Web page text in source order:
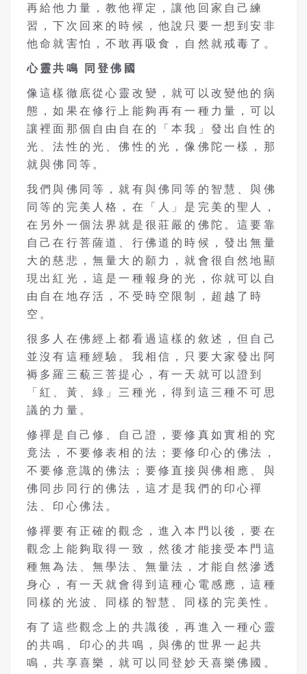
再給他力量，教他禪定，讓他回家自己練
習，下次回來的時候，他說只要一想到安非
他命就害怕，不敢再吸食，自然就戒毒了。
心靈共鳴 同登佛國
像這樣徹底從心靈改變，就可以改變他的病
態，如果在修行上能夠再有一種力量，可以
讓裡面那個自由自在的「本我」發出自性的
光、法性的光、佛性的光，像佛陀一樣，那
就與佛同等。
我們與佛同等，就有與佛同等的智慧、與佛
同等的完美人格，在「人」是完美的聖人，
在另外一個法界就是很莊嚴的佛陀。這要靠
自己在行菩薩道、行佛道的時候，發出無量
大的慈悲，無量大的願力，就會很自然地顯
現出紅光，這是一種報身的光，你就可以自
由自在地存活，不受時空限制，超越了時
空。
很多人在佛經上都看過這樣的敘述，但自己
並沒有這種經驗。我相信，只要大家發出阿
褥多羅三藐三菩提心，有一天就可以證到
「紅、黃、綠」三種光，得到這三種不可思
議的力量。
修禪是自己修、自己證，要修真如實相的究
竟法，不要修表相的法；要修印心的佛法，
不要修意識的佛法；要修直接與佛相應、與
佛同步同行的佛法，這才是我們的印心禪
法、印心佛法。
修禪要有正確的觀念，進入本門以後，要在
觀念上能夠取得一致，然後才能接受本門這
種無為法、無學法、無量法，才能自然滲透
身心，有一天就會得到這種心電感應，這種
同樣的光波、同樣的智慧、同樣的完美性。
有了這些觀念上的共識後，再進入一種心靈
的共鳴、印心的共鳴，與佛的世界一起共
鳴，共享喜樂，就可以同登妙天喜樂佛國。